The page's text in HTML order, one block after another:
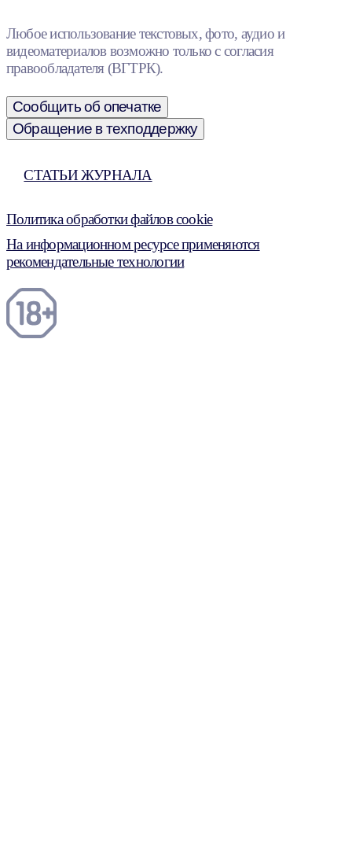
Любое использование текстовых, фото, аудио и
видеоматериалов возможно только с согласия
правообладателя (ВГТРК).
Сообщить об опечатке
Обращение в техподдержку
СТАТЬИ ЖУРНАЛА
Политика обработки файлов cookie
На информационном ресурсе применяются
рекомендательные технологии